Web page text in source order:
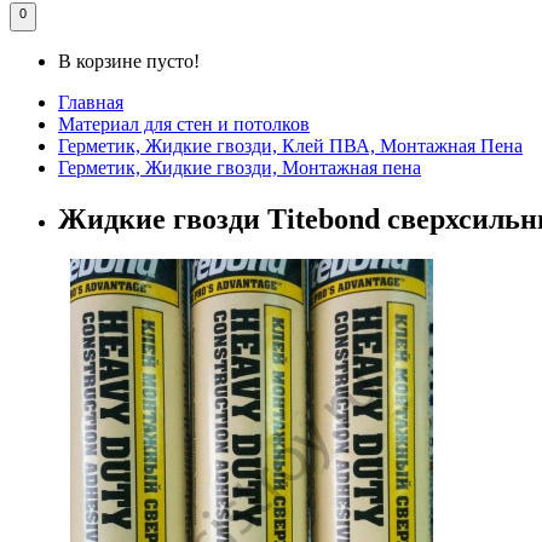
0
В корзине пусто!
Главная
Материал для стен и потолков
Герметик, Жидкие гвозди, Клей ПВА, Монтажная Пена
Герметик, Жидкие гвозди, Монтажная пена
Жидкие гвозди Titebond